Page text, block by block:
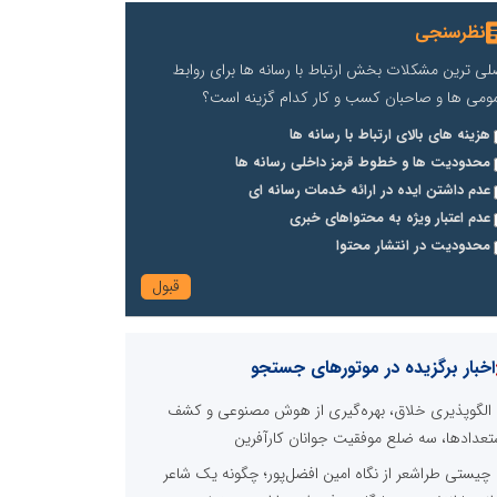
نظرسنجی
ترین مشکلات بخش ارتباط با رسانه ها برای روابط
ها و صاحبان کسب و کار کدام گزینه است؟
هزینه های بالای ارتباط با رسانه ها
محدودیت ها و خطوط قرمز داخلی رسانه ها
عدم داشتن ایده در ارائه خدمات رسانه ای
عدم اعتبار ویژه به محتواهای خبری
محدودیت در انتشار محتوا
اخبار برگزیده در موتورهای جستجو
الگوپذیری خلاق، بهره‌گیری از هوش مصنوعی و کشف
سه ضلع موفقیت جوانان کارآفرین
چیستی طراشعر از نگاه امین افضل‌پور؛ چگونه یک شاعر